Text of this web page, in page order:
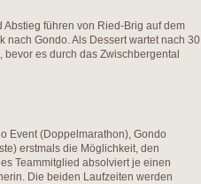
führen von Ried-Brig auf dem
nach Gondo. Als Dessert wartet nach 30
es durch das Zwischbergental
Event (Doppelmarathon), Gondo
erstmals die Möglichkeit, den
Teammitglied absolviert je einen
Die beiden Laufzeiten werden